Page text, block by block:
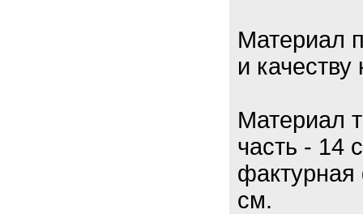
Материал
и
Материал
часть - 14
фактурная
см.